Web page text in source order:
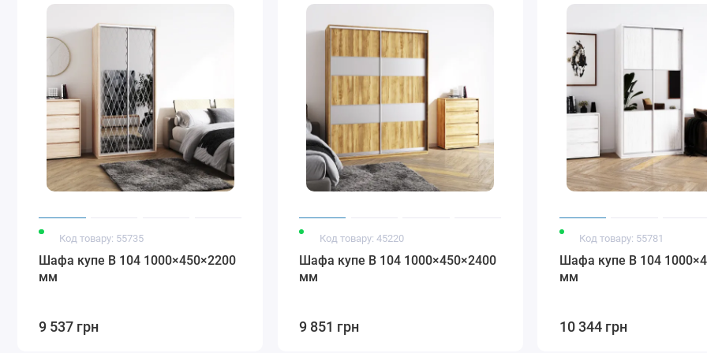
Стандарт
срібло
Модена білий
димчасто
сірий
бронза
бронза
Стандарт білий
глянець
Стандарт
венге глянець
Варіанти фотодруку шафи-купе ДОМ
Код товару: 55735
Шафа купе В 104 1000×450×2200
мм
9 537 грн
Код товару: 45220
Шафа купе В 104 1000×450×2400
мм
9 851 грн
Код товару: 55781
Шафа купе В 104
мм
10 344 грн